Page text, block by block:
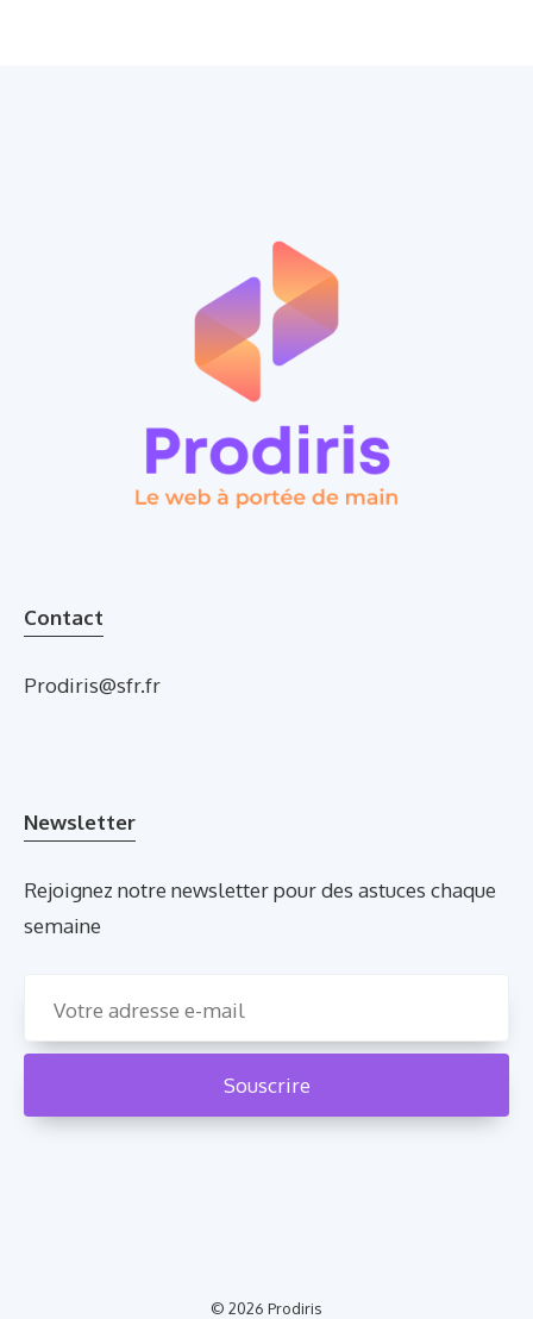
Contact
Prodiris@sfr.fr
Newsletter
Rejoignez notre newsletter pour des astuces chaque
semaine
© 2026 Prodiris